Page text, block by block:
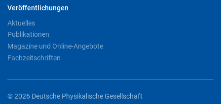
Veröffentlichungen
Aktuelles
Publikationen
Magazine und Online-Angebote
Fachzeitschriften
© 2026 Deutsche Physikalische Gesellschaft